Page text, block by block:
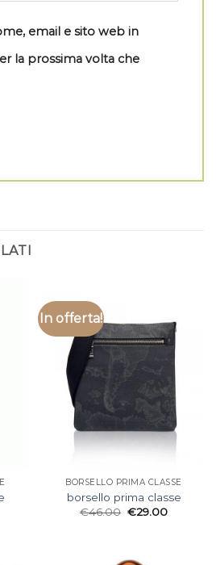
email e sito web in
la prossima volta che
In offerta!
BORSELLO PRIMA CLASSE
borsello prima classe
€46.00 €29.00